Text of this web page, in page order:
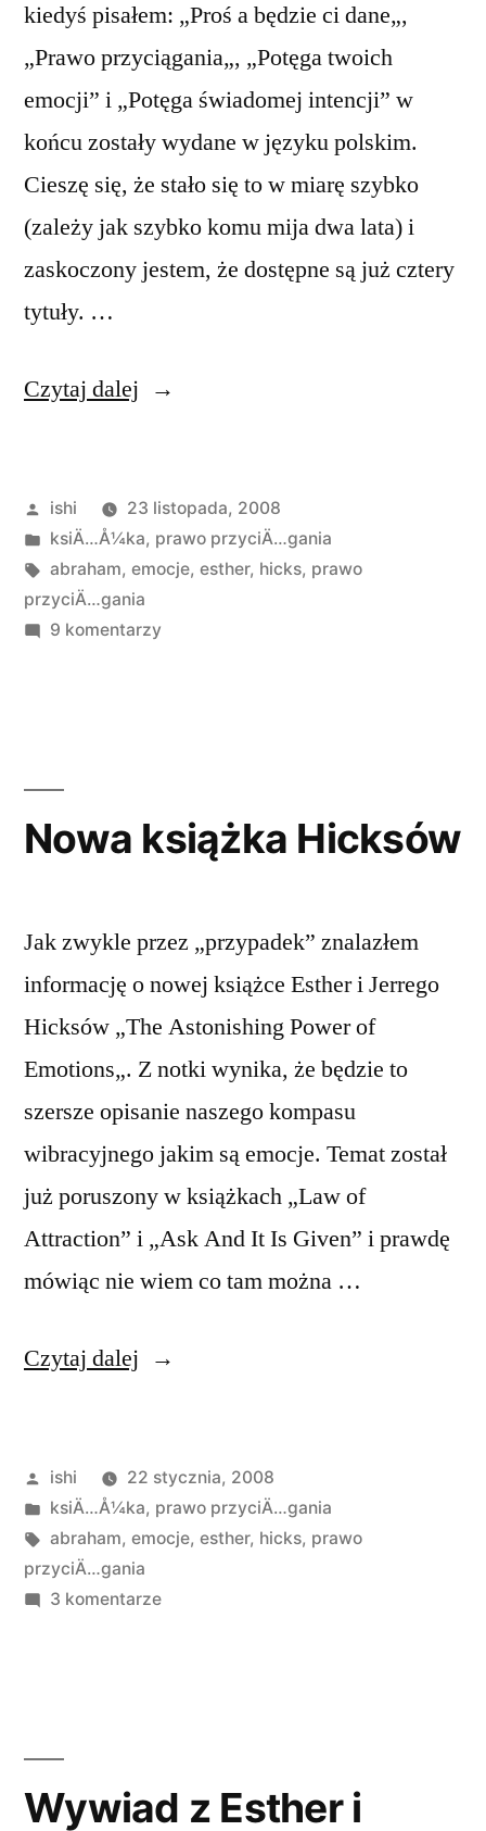
kiedyś pisałem: „Proś a będzie ci dane„,
„Prawo przyciągania„, „Potęga twoich
emocji” i „Potęga świadomej intencji” w
końcu zostały wydane w języku polskim.
Cieszę się, że stało się to w miarę szybko
(zależy jak szybko komu mija dwa lata) i
zaskoczony jestem, że dostępne są już cztery
tytuły. …
Czytaj dalej „Książki
Jerrego
Hicks
po
polsku”
Opublikowane
przez
ishi
23 listopada, 2008
Opublikowano
w
ksiÄ…Å¼ka, prawo przyciÄ…gania
Tagi:
abraham, emocje, esther, hicks, prawo
przyciÄ…gania
9 komentarzydo
polsku
Nowa książka Hicksów
Jak zwykle przez „przypadek” znalazłem
informację o nowej książce Esther i Jerrego
Hicksów „The Astonishing Power of
Emotions„. Z notki wynika, że będzie to
szersze opisanie naszego kompasu
wibracyjnego jakim są emocje. Temat został
już poruszony w książkach „Law of
Attraction” i „Ask And It Is Given” i prawdę
mówiąc nie wiem co tam można …
Czytaj dalej „Nowa
Opublikowane
przez
ishi
22 stycznia, 2008
Opublikowano
w
ksiÄ…Å¼ka, prawo przyciÄ…gania
Tagi:
abraham, emocje, esther, hicks, prawo
przyciÄ…gania
3 komentarzedo
Wywiad z Esther i